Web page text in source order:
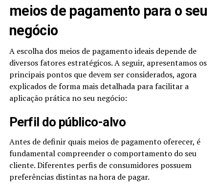
meios de pagamento para o seu
negócio
A escolha dos meios de pagamento ideais depende de
diversos fatores estratégicos. A seguir, apresentamos os
principais pontos que devem ser considerados, agora
explicados de forma mais detalhada para facilitar a
aplicação prática no seu negócio:
Perfil do público-alvo
Antes de definir quais meios de pagamento oferecer, é
fundamental compreender o comportamento do seu
cliente. Diferentes perfis de consumidores possuem
preferências distintas na hora de pagar.